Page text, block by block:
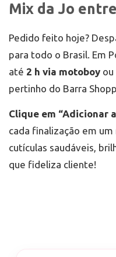
Mix da Jo
Pedido feito hoje?
para todo o Brasil. Em
até 2 h via motoboy ou
pertinho do Barra
Clique em “Adicionar
cada finalização em
cutículas saudáveis,
que fideliza cliente!